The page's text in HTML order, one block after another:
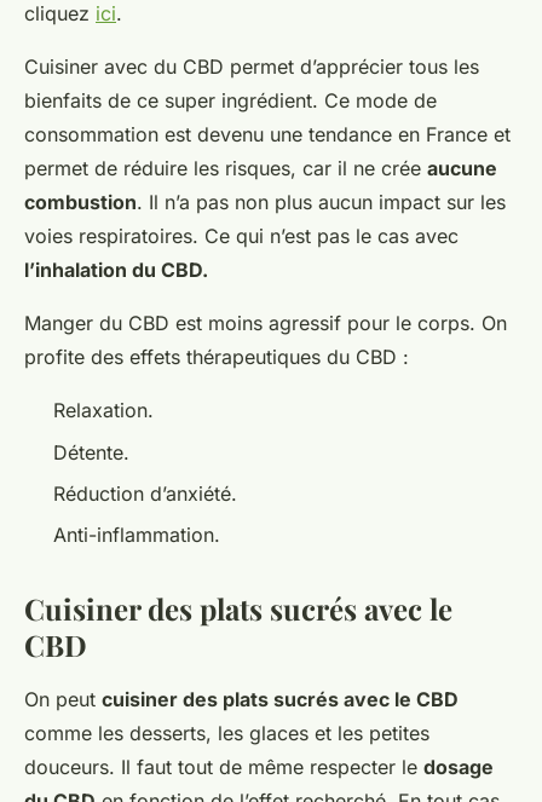
cliquez ici.
Cuisiner avec du CBD permet d’apprécier tous les
bienfaits de ce super ingrédient. Ce mode de
consommation est devenu une tendance en France et
permet de réduire les risques, car il ne crée aucune
combustion. Il n’a pas non plus aucun impact sur les
voies respiratoires. Ce qui n’est pas le cas avec
l’inhalation du CBD.
Manger du CBD est moins agressif pour le corps. On
profite des effets thérapeutiques du CBD :
Relaxation.
Détente.
Réduction d’anxiété.
Anti-inflammation.
Cuisiner des plats sucrés avec le
CBD
On peut cuisiner des plats sucrés avec le CBD
comme les desserts, les glaces et les petites
douceurs. Il faut tout de même respecter le dosage